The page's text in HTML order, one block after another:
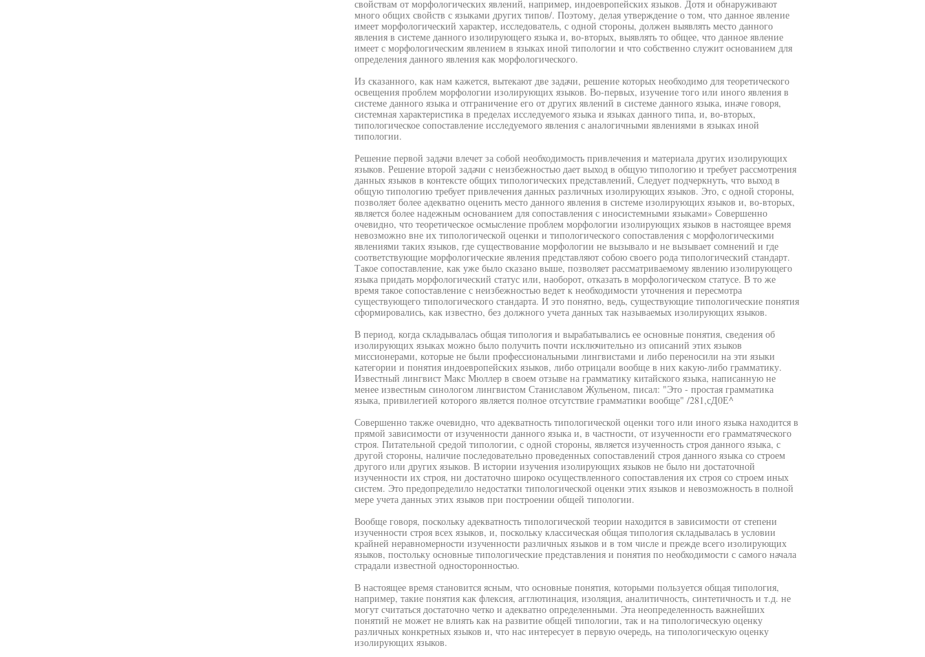
свойствам от морфологических явлений, например, индоевропейских языков. Дотя и обнаруживают
много общих свойств с языками других типов/. Поэтому, делая утверждение о том, что данное явление
имеет морфологический характер, исследователь, с одной стороны, должен выявлять место данного
явления в системе данного изолирующего языка и, во-вторых, выявлять то общее, что данное явление
имеет с морфологическим явлением в языках иной типологии и что собственно служит основанием для
определения данного явления как морфологического.
Из сказанного, как нам кажется, вытекают две задачи, решение которых необходимо для теоретического
освещения проблем морфологии изолирующих языков. Во-первых, изучение того или иного явления в
системе данного языка и отграничение его от других явлений в системе данного языка, иначе говоря,
системная характеристика в пределах исследуемого языка и языках данного типа, и, во-вторых,
типологическое сопоставление исследуемого явления с аналогичными явлениями в языках иной
типологии.
Решение первой задачи влечет за собой необходимость привлечения и материала других изолирующих
языков. Решение второй задачи с неизбежностью дает выход в общую типологию и требует рассмотрения
данных языков в контексте общих типологических представлений, Следует подчеркнуть, что выход в
общую типологию требует привлечения данных различных изолирующих языков. Это, с одной стороны,
позволяет более адекватно оценить место данного явления в системе изолирующих языков и, во-вторых,
является более надежным основанием для сопоставления с иносистемными языками» Совершенно
очевидно, что теоретическое осмысление проблем морфологии изолирующих языков в настоящее время
невозможно вне их типологической оценки и типологического сопоставления с морфологическими
явлениями таких языков, где существование морфологии не вызывало и не вызывает сомнений и где
соответствующие морфологические явления представляют собою своего рода типологический стандарт.
Такое сопоставление, как уже было сказано выше, позволяет рассматриваемому явлению изолирующего
языка придать морфологический статус или, наоборот, отказать в морфологическом статусе. В то же
время такое сопоставление с неизбежностью ведет к необходимости уточнения и пересмотра
существующего типологического стандарта. И это понятно, ведь, существующие типологические понятия
сформировались, как известно, без должного учета данных так называемых изолирующих языков.
В период, когда складывалась общая типология и вырабатывались ее основные понятия, сведения об
изолирующих языках можно было получить почти исключительно из описаний этих языков
миссионерами, которые не были профессиональными лингвистами и либо переносили на эти языки
категории и понятия индоевропейских языков, либо отрицали вообще в них какую-либо грамматику.
Известный лингвист Макс Мюллер в своем отзыве на грамматику китайского языка, написанную не
менее известным синологом лингвистом Станиславом Жульеном, писал: "Это - простая грамматика
языка, привилегией которого является полное отсутствие грамматики вообще" /281,сД0Е^
Совершенно также очевидно, что адекватность типологической оценки того или иного языка находится в
прямой зависимости от изученности данного языка и, в частности, от изученности его грамматяческого
строя. Питательной средой типологии, с одной стороны, является изученность строя данного языка, с
другой стороны, наличие последовательно проведенных сопоставлений строя данного языка со строем
другого или других языков. В истории изучения изолирующих языков не было ни достаточной
изученности их строя, ни достаточно широко осуществленного сопоставления их строя со строем иных
систем. Это предопределило недостатки типологической оценки этих языков и невозможность в полной
мере учета данных этих языков при построении общей типологии.
Вообще говоря, поскольку адекватность типологической теории находится в зависимости от степени
изученности строя всех языков, и, поскольку классическая общая типология складывалась в условии
крайней неравномерности изученности различных языков и в том числе и прежде всего изолирующих
языков, постольку основные типологические представления и понятия по необходимости с самого начала
страдали известной односторонностью.
В настоящее время становится ясным, что основные понятия, которыми пользуется общая типология,
например, такие понятия как флексия, агглютинация, изоляция, аналитичность, синтетичность и т.д. не
могут считаться достаточно четко и адекватно определенными. Эта неопределенность важнейших
понятий не может не влиять как на развитие общей типологии, так и на типологическую оценку
различных конкретных языков и, что нас интересует в первую очередь, на типологическую оценку
изолирующих языков.